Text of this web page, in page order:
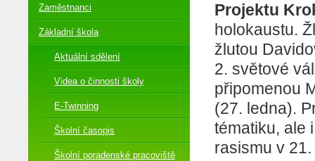
Projektu
holokaustu.
žlutou
2. světové
připomenou
(27. ledna).
tématiku, ale
rasismu v
Zaměstnanci
Základní škola
Aktuální sdělení
Videa o činnosti školy
E-Twinning
Školní časopis
Školní poradenské pracoviště